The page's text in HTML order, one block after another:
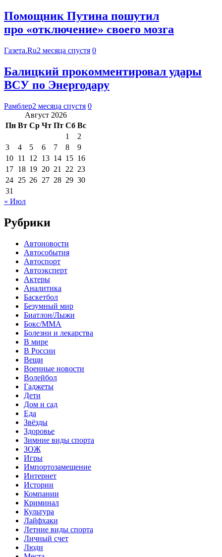
Помощник Путина пошутил
про «отключение» своего мозга
Газета.Ru2 месяца спустя 0
Балицкий прокомментировал удары
ВСУ по Энергодару
Рамблер2 месяца спустя 0
Август 2026
Пн Вт Ср Чт Пт Сб Вс
1
2
3
4 5 6 7 8
9
10 11 12 13 14 15 16
17 18 19 20 21 22 23
24 25 26 27 28 29 30
31
« Июл
Рубрики
Автоновости
Автособытия
Автоспорт
Автоэксперт
Актеры
Аналитика
Баскетбол
Безумный мир
Биатлон/Лыжи
Бокс/MMA
Болезни и лекарства
В мире
В России
Вещи
Военные новости
Волейбол
Гаджеты
Дети
Дом и сад
Еда
Звёзды
Здоровье
Зимние виды спорта
ЗОЖ
Игры
Импортозамещение
Интернет
Истории
Компании
Криминал
Культура
Лайфхаки
Летние виды спорта
Личный счет
Люди